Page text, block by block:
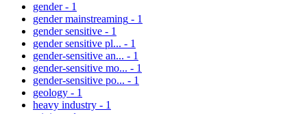
gender - 1
gender mainstreaming - 1
gender sensitive - 1
gender sensitive pl... - 1
gender-sensitive an... - 1
gender-sensitive mo... - 1
gender-sensitive po... - 1
geology - 1
heavy industry - 1